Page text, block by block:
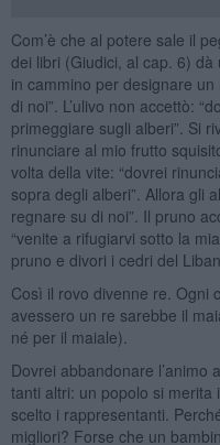
Com’è che al potere sale il
dei libri (Giudici, al cap. 6)
in cammino per designare un
di noi”. L’ulivo non accettò:
primeggiare sugli alberi”. Si
rinunciare al mio frutto
volta della vite: “dovrei
sopra degli alberi”. Allora gli
regnare su di noi”. Il pruno
“venite a rifugiarvi sotto la
pruno e divori i cedri del
Così il rovo divenne re. Ogni
avessero un re sarebbe il
né per il maiale).
Dovrei abbandonare l’animo
tanti altri: un popolo si merita
scelto i rappresentanti.
migliori? Forse che un